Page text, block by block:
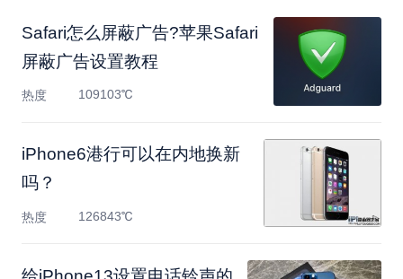
Safari怎么屏蔽广告?苹果Safari
屏蔽广告设置教程
热度 109103℃
iPhone6港行可以在内地换新
吗？
热度 126843℃